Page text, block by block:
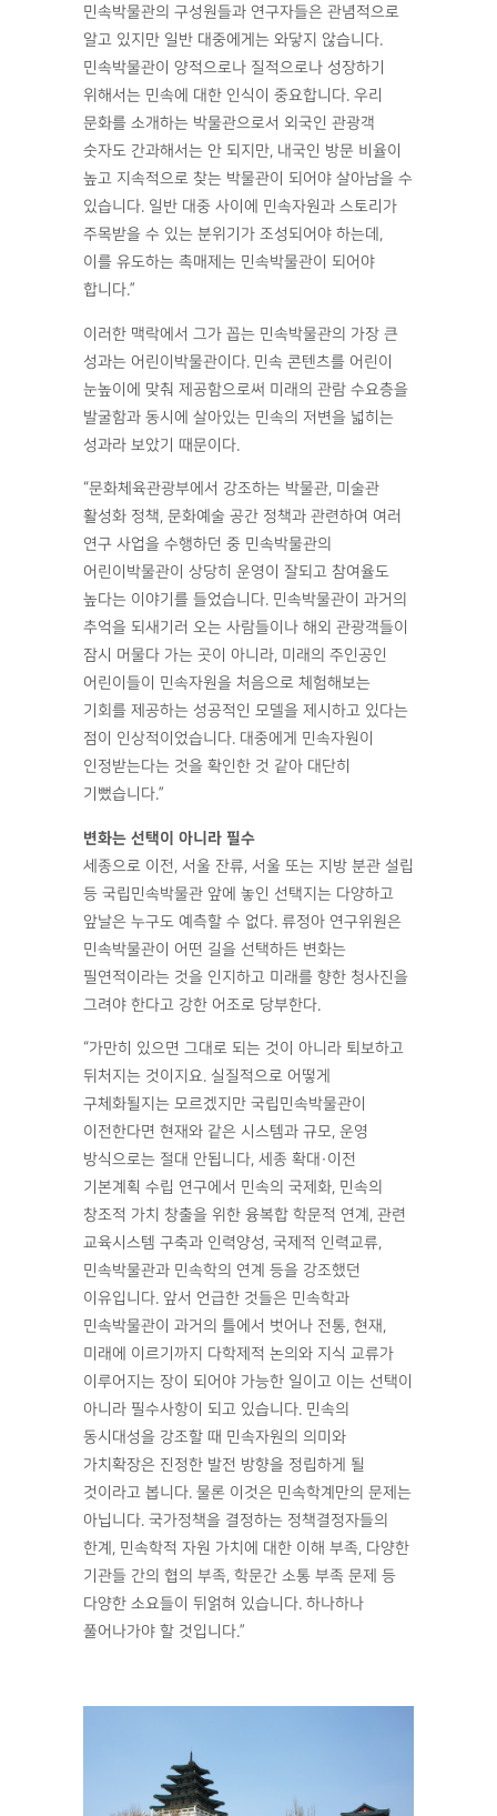
민속박물관의 구성원들과 연구자들은 관념적으로
알고 있지만 일반 대중에게는 와닿지 않습니다.
민속박물관이 양적으로나 질적으로나 성장하기
위해서는 민속에 대한 인식이 중요합니다. 우리
문화를 소개하는 박물관으로서 외국인 관광객
숫자도 간과해서는 안 되지만, 내국인 방문 비율이
높고 지속적으로 찾는 박물관이 되어야 살아남을 수
있습니다. 일반 대중 사이에 민속자원과 스토리가
주목받을 수 있는 분위기가 조성되어야 하는데,
이를 유도하는 촉매제는 민속박물관이 되어야
합니다.”
이러한 맥락에서 그가 꼽는 민속박물관의 가장 큰
성과는 어린이박물관이다. 민속 콘텐츠를 어린이
눈높이에 맞춰 제공함으로써 미래의 관람 수요층을
발굴함과 동시에 살아있는 민속의 저변을 넓히는
성과라 보았기 때문이다.
“문화체육관광부에서 강조하는 박물관, 미술관
활성화 정책, 문화예술 공간 정책과 관련하여 여러
연구 사업을 수행하던 중 민속박물관의
어린이박물관이 상당히 운영이 잘되고 참여율도
높다는 이야기를 들었습니다. 민속박물관이 과거의
추억을 되새기러 오는 사람들이나 해외 관광객들이
잠시 머물다 가는 곳이 아니라, 미래의 주인공인
어린이들이 민속자원을 처음으로 체험해보는
기회를 제공하는 성공적인 모델을 제시하고 있다는
점이 인상적이었습니다. 대중에게 민속자원이
인정받는다는 것을 확인한 것 같아 대단히
기뻤습니다.”
변화는 선택이 아니라 필수
세종으로 이전, 서울 잔류, 서울 또는 지방 분관 설립
등 국립민속박물관 앞에 놓인 선택지는 다양하고
앞날은 누구도 예측할 수 없다. 류정아 연구위원은
민속박물관이 어떤 길을 선택하든 변화는
필연적이라는 것을 인지하고 미래를 향한 청사진을
그려야 한다고 강한 어조로 당부한다.
“가만히 있으면 그대로 되는 것이 아니라 퇴보하고
뒤처지는 것이지요. 실질적으로 어떻게
구체화될지는 모르겠지만 국립민속박물관이
이전한다면 현재와 같은 시스템과 규모, 운영
방식으로는 절대 안됩니다, 세종 확대·이전
기본계획 수립 연구에서 민속의 국제화, 민속의
창조적 가치 창출을 위한 융복합 학문적 연계, 관련
교육시스템 구축과 인력양성, 국제적 인력교류,
민속박물관과 민속학의 연계 등을 강조했던
이유입니다. 앞서 언급한 것들은 민속학과
민속박물관이 과거의 틀에서 벗어나 전통, 현재,
미래에 이르기까지 다학제적 논의와 지식 교류가
이루어지는 장이 되어야 가능한 일이고 이는 선택이
아니라 필수사항이 되고 있습니다. 민속의
동시대성을 강조할 때 민속자원의 의미와
가치확장은 진정한 발전 방향을 정립하게 될
것이라고 봅니다. 물론 이것은 민속학계만의 문제는
아닙니다. 국가정책을 결정하는 정책결정자들의
한계, 민속학적 자원 가치에 대한 이해 부족, 다양한
기관들 간의 협의 부족, 학문간 소통 부족 문제 등
다양한 소요들이 뒤얽혀 있습니다. 하나하나
풀어나가야 할 것입니다.”